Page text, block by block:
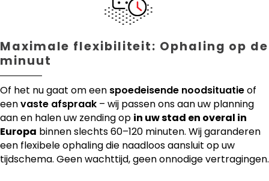
Maximale flexibiliteit: Ophaling op de
minuut
Of het nu gaat om een spoedeisende noodsituatieof
eenvaste afspraak – wij passen ons aan uw planning
aan en halen uw zending op in uw stad en overal in
Europa binnen slechts 60–120 minuten. Wij garanderen
een flexibele ophaling die naadloos aansluit op uw
tijdschema. Geen wachttijd, geen onnodige vertragingen.